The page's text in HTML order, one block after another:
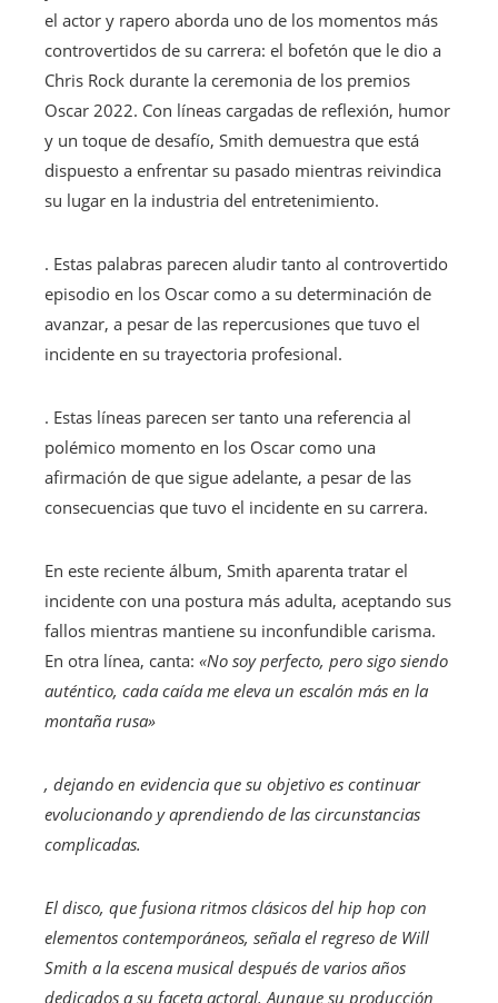
el actor y rapero aborda uno de los momentos más
controvertidos de su carrera: el bofetón que le dio a
Chris Rock durante la ceremonia de los premios
Oscar 2022. Con líneas cargadas de reflexión, humor
y un toque de desafío, Smith demuestra que está
dispuesto a enfrentar su pasado mientras reivindica
su lugar en la industria del entretenimiento.
. Estas palabras parecen aludir tanto al controvertido
episodio en los Oscar como a su determinación de
avanzar, a pesar de las repercusiones que tuvo el
incidente en su trayectoria profesional.
. Estas líneas parecen ser tanto una referencia al
polémico momento en los Oscar como una
afirmación de que sigue adelante, a pesar de las
consecuencias que tuvo el incidente en su carrera.
En este reciente álbum, Smith aparenta tratar el
incidente con una postura más adulta, aceptando sus
fallos mientras mantiene su inconfundible carisma.
En otra línea, canta: «No soy perfecto, pero sigo siendo
auténtico, cada caída me eleva un escalón más en la
montaña rusa»
, dejando en evidencia que su objetivo es continuar
evolucionando y aprendiendo de las circunstancias
complicadas.
El disco, que fusiona ritmos clásicos del hip hop con
elementos contemporáneos, señala el regreso de Will
Smith a la escena musical después de varios años
dedicados a su faceta actoral. Aunque su producción